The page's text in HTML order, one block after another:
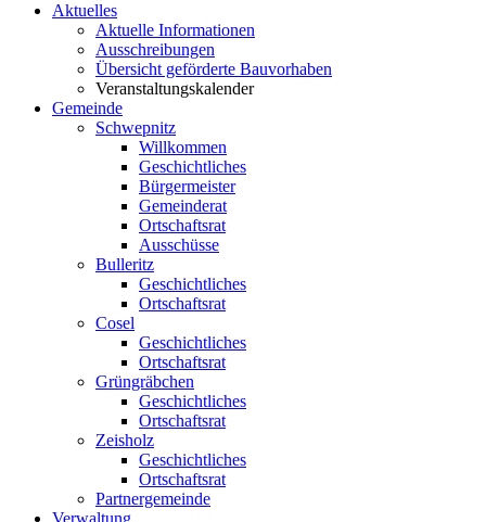
Aktuelles
Aktuelle Informationen
Ausschreibungen
Übersicht geförderte Bauvorhaben
Veranstaltungskalender
Gemeinde
Schwepnitz
Willkommen
Geschichtliches
Bürgermeister
Gemeinderat
Ortschaftsrat
Ausschüsse
Bulleritz
Geschichtliches
Ortschaftsrat
Cosel
Geschichtliches
Ortschaftsrat
Grüngräbchen
Geschichtliches
Ortschaftsrat
Zeisholz
Geschichtliches
Ortschaftsrat
Partnergemeinde
Verwaltung